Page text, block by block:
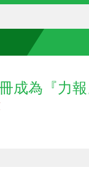
成為『力報